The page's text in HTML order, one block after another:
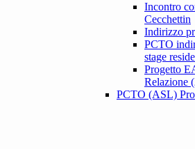
Incontro
Cecchettin
Indirizzo
PCTO
stage
Progetto
Relazione
PCTO (ASL)